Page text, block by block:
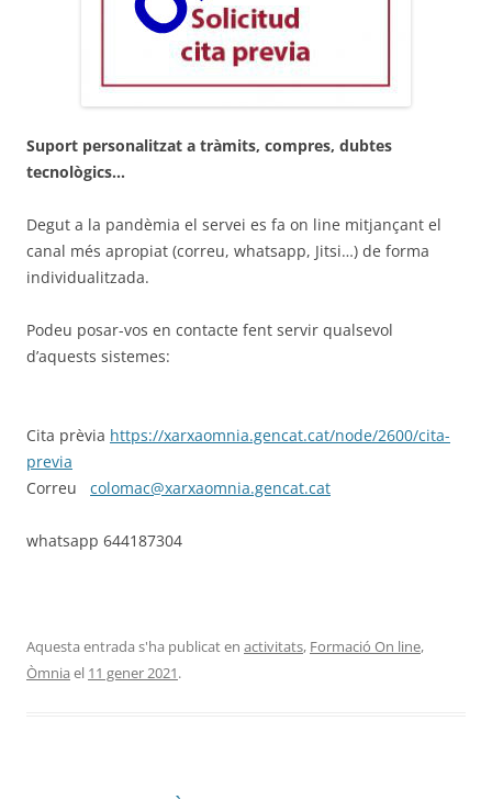
Suport personalitzat a tràmits, compres, dubtes
tecnològics…
Degut a la pandèmia el servei es fa on line mitjançant el
canal més apropiat (correu, whatsapp, Jitsi…) de forma
individualitzada.
Podeu posar-vos en contacte fent servir qualsevol
d’aquests sistemes:
Cita prèvia https://xarxaomnia.gencat.cat/node/2600/cita-
previa
Correu colomac@xarxaomnia.gencat.cat
whatsapp 644187304
Aquesta entrada s'ha publicat en activitats, Formació On line,
Òmnia el 11 gener 2021.